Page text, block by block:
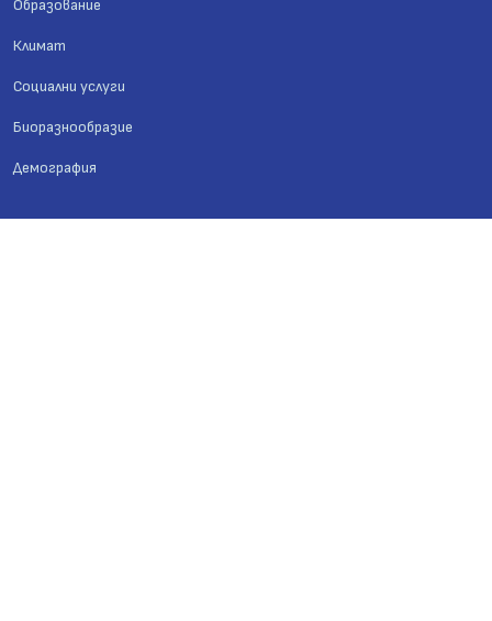
Образование
Климат
Социални услуги
Биоразнообразие
Демография